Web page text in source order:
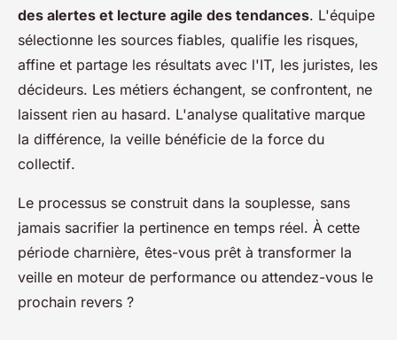
des alertes et lecture agile des tendances. L'équipe
sélectionne les sources fiables, qualifie les risques,
affine et partage les résultats avec l'IT, les juristes, les
décideurs. Les métiers échangent, se confrontent, ne
laissent rien au hasard. L'analyse qualitative marque
la différence, la veille bénéficie de la force du
collectif.
Le processus se construit dans la souplesse, sans
jamais sacrifier la pertinence en temps réel. À cette
période charnière, êtes-vous prêt à transformer la
veille en moteur de performance ou attendez-vous le
prochain revers ?